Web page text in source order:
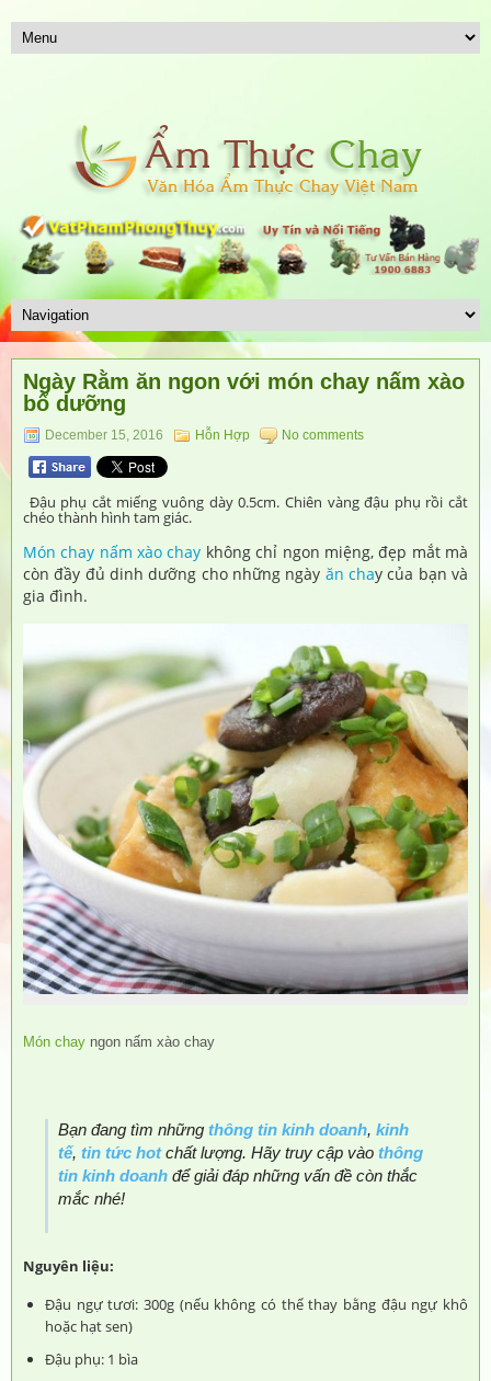
Ngày Rằm ăn ngon với món chay nấm xào
bổ dưỡng
December 15, 2016 Hỗn Hợp No comments
Đậu phụ cắt miếng vuông dày 0.5cm. Chiên vàng đậu phụ rồi cắt
chéo thành hình tam giác.
Món chay nấm xào chay không chỉ ngon miệng, đẹp mắt mà
còn đầy đủ dinh dưỡng cho những ngày ăn chay của bạn và
gia đình.
Món chay ngon nấm xào chay
Bạn đang tìm những thông tin kinh doanh, kinh
tế, tin tức hot chất lượng. Hãy truy cập vào thông
tin kinh doanh để giải đáp những vấn đề còn thắc
mắc nhé!
Nguyên liệu:
Đậu ngự tươi: 300g (nếu không có thể thay bằng đậu ngự khô
hoặc hạt sen)
Đậu phụ: 1 bìa